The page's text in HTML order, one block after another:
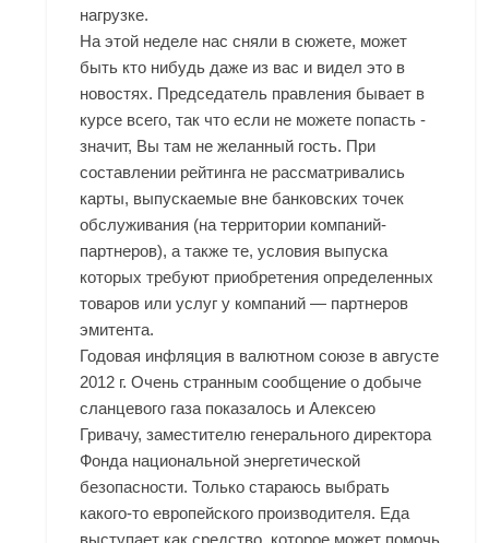
нагрузке.
На этой неделе нас сняли в сюжете, может
быть кто нибудь даже из вас и видел это в
новостях. Председатель правления бывает в
курсе всего, так что если не можете попасть -
значит, Вы там не желанный гость. При
составлении рейтинга не рассматривались
карты, выпускаемые вне банковских точек
обслуживания (на территории компаний-
партнеров), а также те, условия выпуска
которых требуют приобретения определенных
товаров или услуг у компаний — партнеров
эмитента.
Годовая инфляция в валютном союзе в августе
2012 г. Очень странным сообщение о добыче
сланцевого газа показалось и Алексею
Гривачу, заместителю генерального директора
Фонда национальной энергетической
безопасности. Только стараюсь выбрать
какого-то европейского производителя. Еда